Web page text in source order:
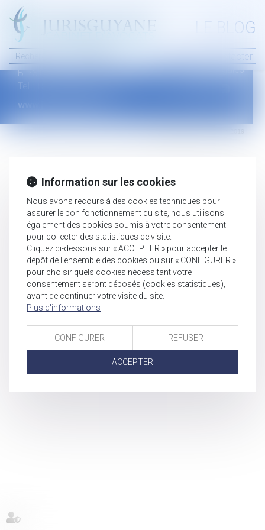
LE BLOG
Nous contacter
46 avenue de la liberté
B.P.315 - 97327 Cayenne Cedex
Tel : +594 594 29 45 35
www.jurisguyane.com
Mentions légales
Information sur les cookies
Nous avons recours à des cookies techniques pour
assurer le bon fonctionnement du site, nous utilisons
également des cookies soumis à votre consentement
pour collecter des statistiques de visite.
Cliquez ci-dessous sur « ACCEPTER » pour accepter le
dépôt de l'ensemble des cookies ou sur « CONFIGURER »
pour choisir quels cookies nécessitant votre
consentement seront déposés (cookies statistiques),
avant de continuer votre visite du site.
Plus d'informations
CONFIGURER REFUSER
ACCEPTER